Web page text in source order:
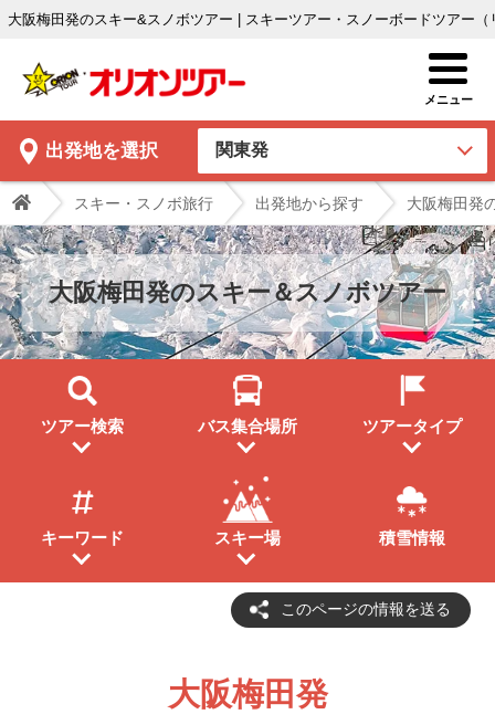
大阪梅田発のスキー&スノボツアー | スキーツアー・スノーボードツアー
出発地を選択
スキー・スノボ旅行 出発地から探す 大阪梅田発
大阪梅田発のスキー＆スノボツアー
ツアー検索 バス集合場所 ツアータイプ
キーワード スキー場 積雪情報
このページの情報を送る
大阪梅田発